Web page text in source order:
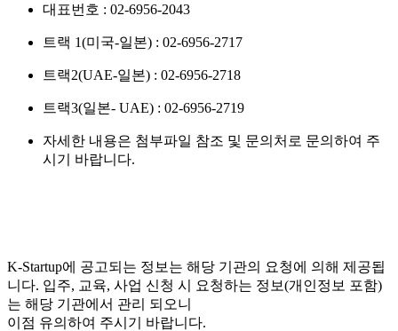
대표번호 : 02-6956-2043
트랙 1(미국-일본) : 02-6956-2717
트랙2(UAE-일본) : 02-6956-2718
트랙3(일본- UAE) : 02-6956-2719
자세한 내용은 첨부파일 참조 및 문의처로 문의하여 주
시기 바랍니다.
K-Startup에 공고되는 정보는 해당 기관의 요청에 의해 제공됩
니다. 입주, 교육, 사업 신청 시 요청하는 정보(개인정보 포함)
는 해당 기관에서 관리 되오니
이점 유의하여 주시기 바랍니다.